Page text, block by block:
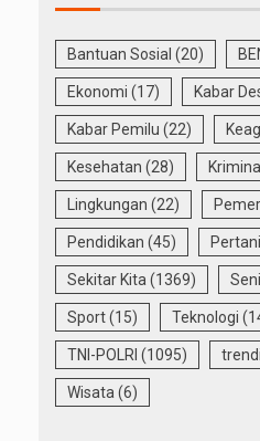
Bantuan Sosial (20)
Ekonomi (17) Kabar
Kabar Pemilu (22)
Kesehatan (28) Kriminal
Lingkungan (22)
Pendidikan (45)
Sekitar Kita (1369)
Sport(15) Teknologi
TNI-POLRI (1095)
Wisata (6)